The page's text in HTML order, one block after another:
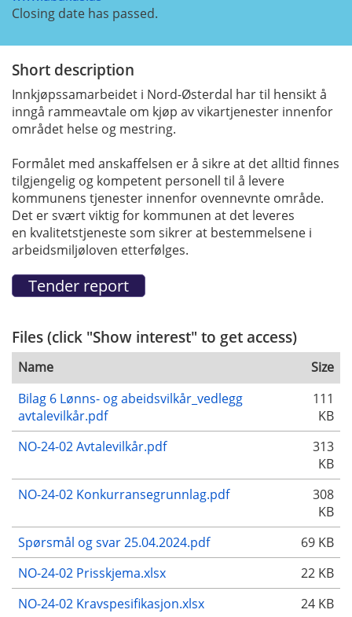
Closing date has passed.
Short description
Innkjøpssamarbeidet i Nord-Østerdal har til hensikt å
inngå rammeavtale om kjøp av vikartjenester innenfor
området helse og mestring.
Formålet med anskaffelsen er å sikre at det alltid finnes
tilgjengelig og kompetent personell til å levere
kommunens tjenester innenfor ovennevnte område.
Det er svært viktig for kommunen at det leveres
en kvalitetstjeneste som sikrer at bestemmelsene i
arbeidsmiljøloven etterfølges.
Files (click "Show interest" to get access)
Name
Size
Bilag 6 Lønns- og abeidsvilkår_vedlegg
avtalevilkår.pdf
111
KB
NO-24-02 Avtalevilkår.pdf
313
KB
NO-24-02 Konkurransegrunnlag.pdf
308
KB
Spørsmål og svar 25.04.2024.pdf
69 KB
NO-24-02 Prisskjema.xlsx
22 KB
NO-24-02 Kravspesifikasjon.xlsx
24 KB